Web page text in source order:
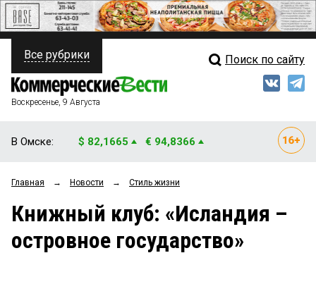
ПОЛИТИКА
ФИНАНСЫ
ОБЩЕСТВО
ЗАКОН
НОВОСТИ КОМПАНИЙ
Свежий выпуск
Рейтинги
Блоги
Все рубрики Поиск по сайту
Воскресенье, 9 Августа
В Омске: $ 82,1665 € 94,8366
Главная → Новости → Стиль жизни
Книжный клуб: «Исландия –
островное государство»